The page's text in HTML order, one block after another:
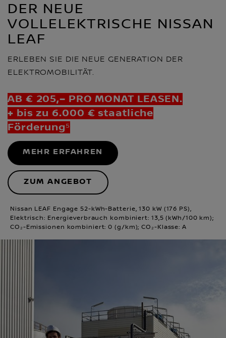
DER NEUE
VOLLELEKTRISCHE NISSAN
LEAF
ERLEBEN SIE DIE NEUE GENERATION DER
ELEKTROMOBILITÄT.
AB € 205,– PRO MONAT LEASEN.
+ bis zu 6.000 € staatliche
Förderung⁵
MEHR ERFAHREN
ZUM ANGEBOT
Nissan LEAF Engage 52-kWh-Batterie, 130 kW (176 PS),
Elektrisch: Energieverbrauch kombiniert: 13,5 (kWh/100 km);
CO₂-Emissionen kombiniert: 0 (g/km); CO₂-Klasse: A